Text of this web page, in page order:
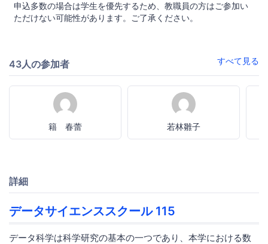
申込多数の場合は学生を優先するため、教職員の方はご参加い
ただけない可能性があります。ご了承ください。
43人の参加者 すべて見る
籍 春蕾 若林雛子
詳細
データサイエンススクール 115
データ科学は科学研究の基本の一つであり、本学における数